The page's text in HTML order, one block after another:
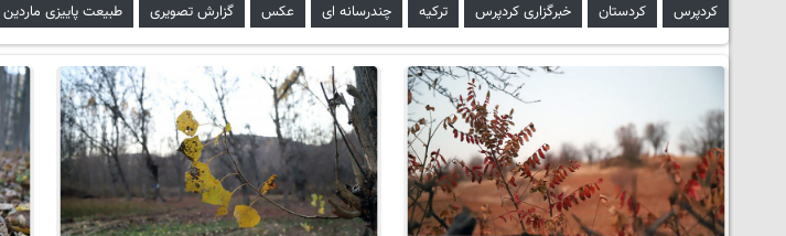
کردپرس کردستان خبرگزاری کردپرس ترکیه چندرسانه ای عکس گزارش تصویری طبیعت پاییزی ماردین